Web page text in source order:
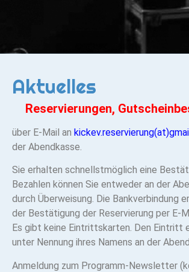
Aktuelles
Reservierungen,
über E-Mail an kickev.reservierung(at)
der Abendkasse.
Sie erhalten schnellstmöglich eine
Bezahlen können Sie entweder an der
durch Überweisung. Die Bankverbindung
der Bestätigung der Reservierung per E-
Es gibt keine Eintrittskarten. Den Eintritt
unter Nennung ihres Namens an der
Anmeldung zum Programm-Newsletter